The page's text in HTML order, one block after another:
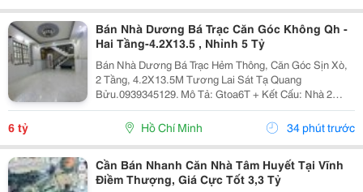
Bán Nhà Dương Bá Trạc Căn Góc Không Qh -
Hai Tầng-4.2X13.5 , Nhỉnh 5 Tỷ
Bán Nhà Dương Bá Trạc Hẻm Thông, Căn Góc Sịn Xò,
2 Tầng, 4.2X13.5M Tương Lai Sát Tạ Quang
Bửu.0939345129. Mô Tả: Gtoa6T + Kết Cấu: Nhà 2
Tầng Btct Kiên Cố, 2 Phòng. + Vị Trí: Ngay Dương Bá
Trạc Thông Tạ Quang Bửu, Âu Dương Lân, Nguyễn Thị
Tần, Dạ...
6 tỷ Hồ Chí Minh 34 phút trước
Cần Bán Nhanh Căn Nhà Tâm Huyết Tại Vĩnh
Điềm Thượng, Giá Cực Tốt 3,3 Tỷ